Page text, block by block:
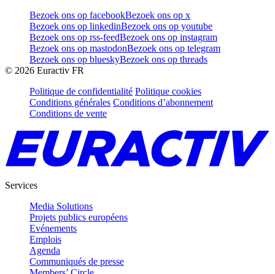
Bezoek ons op facebookBezoek ons op x
Bezoek ons op linkedinBezoek ons op youtube
Bezoek ons op rss-feedBezoek ons op instagram
Bezoek ons op mastodonBezoek ons op telegram
Bezoek ons op blueskyBezoek ons op threads
© 2026 Euractiv FR
Politique de confidentialité Politique cookies
Conditions générales Conditions d’abonnement
Conditions de vente
Services
Media Solutions
Projets publics européens
Evénements
Emplois
Agenda
Communiqués de presse